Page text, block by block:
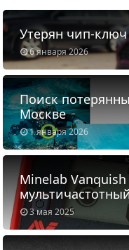
6 января 2026
Утерян чип-ключ
1 января 2026
Поиск
Москве
3 мая 2025
Minelab